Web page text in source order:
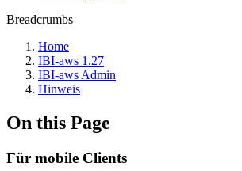
Breadcrumbs
Home
IBI-aws 1.27
IBI-aws Admin
Hinweis
On this Page
Für mobile Clients